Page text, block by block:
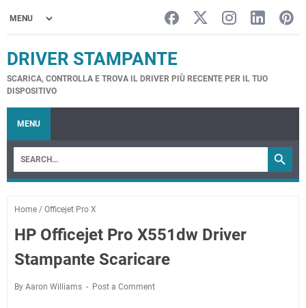
DRIVER STAMPANTE
SCARICA, CONTROLLA E TROVA IL DRIVER PIÙ RECENTE PER IL TUO
DISPOSITIVO
MENU
Home / Officejet Pro X
HP Officejet Pro X551dw Driver
Stampante Scaricare
By Aaron Williams Post a Comment